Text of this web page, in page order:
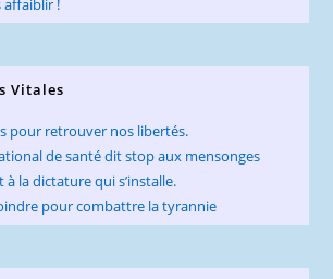
Vitales
pour retrouver nos libertés.
de santé dit stop aux mensonges
la dictature qui s’installe.
pour combattre la tyrannie